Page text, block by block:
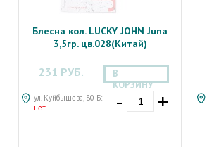
Блесна кол. LUCKY JOHN Juna
3,5гр. цв.028(Китай)
231 РУБ.
ул. Куйбышева, 80 Б:
нет
В
КОРЗИНУ
- +